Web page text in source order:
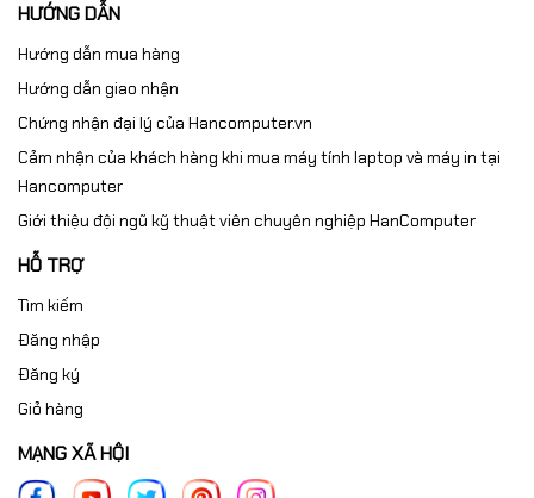
HƯỚNG DẪN
Hướng dẫn mua hàng
Hướng dẫn giao nhận
Chứng nhận đại lý của Hancomputer.vn
Cảm nhận của khách hàng khi mua máy tính laptop và máy in tại
Hancomputer
Giới thiệu đội ngũ kỹ thuật viên chuyên nghiệp HanComputer
HỖ TRỢ
Tìm kiếm
Đăng nhập
Đăng ký
Giỏ hàng
MẠNG XÃ HỘI